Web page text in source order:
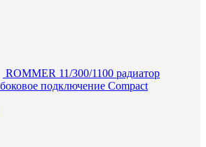
ROMMER 11/300/1100 радиатор
подключение Compact